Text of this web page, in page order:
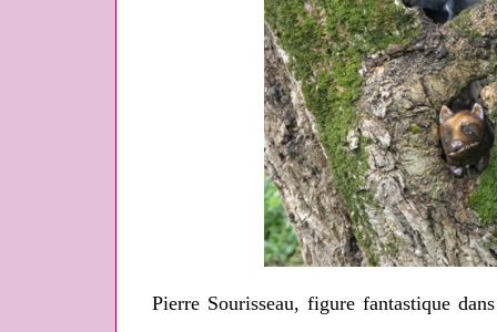
Pierre Sourisseau, figure fantastique